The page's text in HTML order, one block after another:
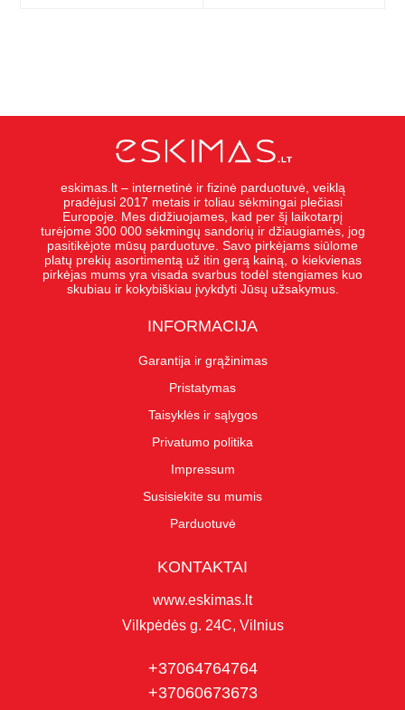
eskimas.lt – internetinė ir fizinė parduotuvė, veiklą
pradėjusi 2017 metais ir toliau sėkmingai plečiasi
Europoje. Mes didžiuojames, kad per šį laikotarpį
turėjome 300 000 sėkmingų sandorių ir džiaugiamės, jog
pasitikėjote mūsų parduotuve. Savo pirkėjams siūlome
platų prekių asortimentą už itin gerą kainą, o kiekvienas
pirkėjas mums yra visada svarbus todėl stengiames kuo
skubiau ir kokybiškiau įvykdyti Jūsų užsakymus.
INFORMACIJA
Garantija ir grąžinimas
Pristatymas
Taisyklės ir sąlygos
Privatumo politika
Impressum
Susisiekite su mumis
Parduotuvė
KONTAKTAI
www.eskimas.lt
Vilkpėdės g. 24C, Vilnius
+37064764764
+37060673673